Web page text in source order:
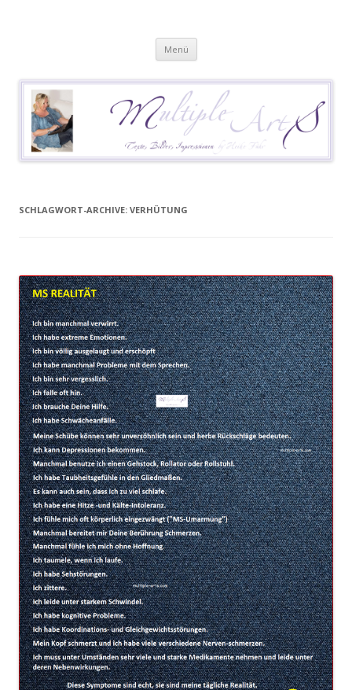
Menü Springe
Inhalt
SCHLAGWORT-ARCHIVE: VERHÜTUNG